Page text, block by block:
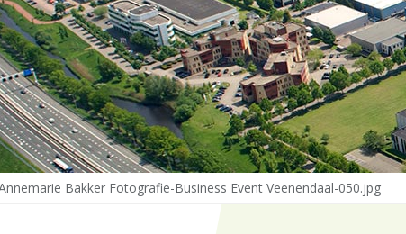
Bakker Fotografie-Business Event Veenendaal-050.jpg